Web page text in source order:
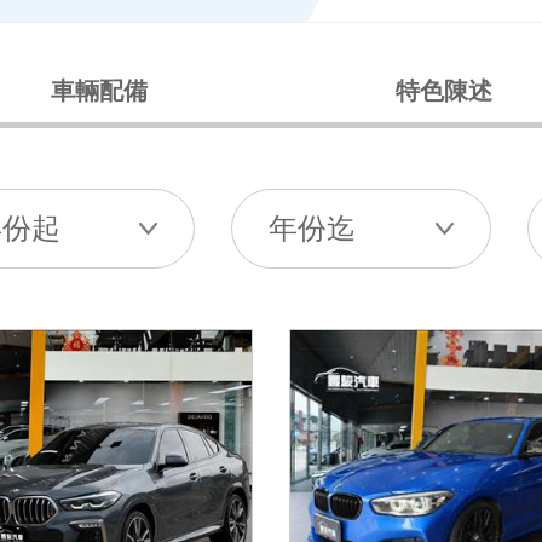
車輛配備 特色陳述